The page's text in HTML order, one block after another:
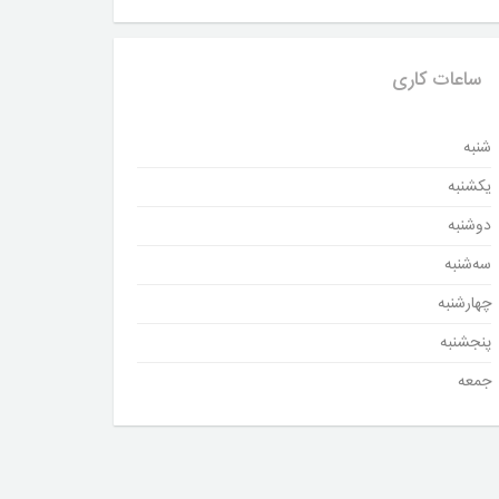
ساعات کاری
شنبه
یکشنبه
دوشنبه
سه‌شنبه
چهارشنبه
پنجشنبه
جمعه